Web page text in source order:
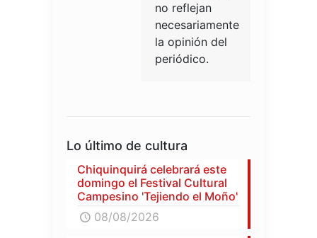
no reflejan
necesariamente
la opinión del
periódico.
Lo último de cultura
Chiquinquirá celebrará este
domingo el Festival Cultural
Campesino 'Tejiendo el Moño'
08/08/2026